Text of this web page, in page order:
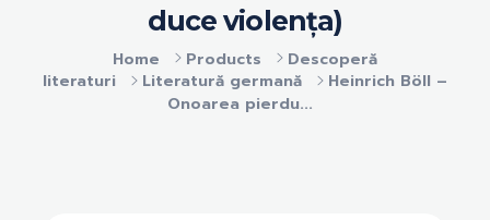
Home Products
Descoperă
literaturi
Literatură germană
Heinrich Böll –
Onoarea pierdu...
duce violența)